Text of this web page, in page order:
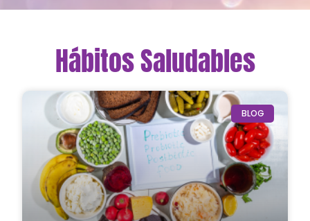
Hábitos Saludables
BLOG